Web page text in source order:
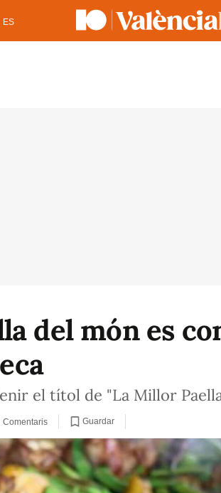
ES
del món es
el títol de "La Millor
Comentaris Guardar